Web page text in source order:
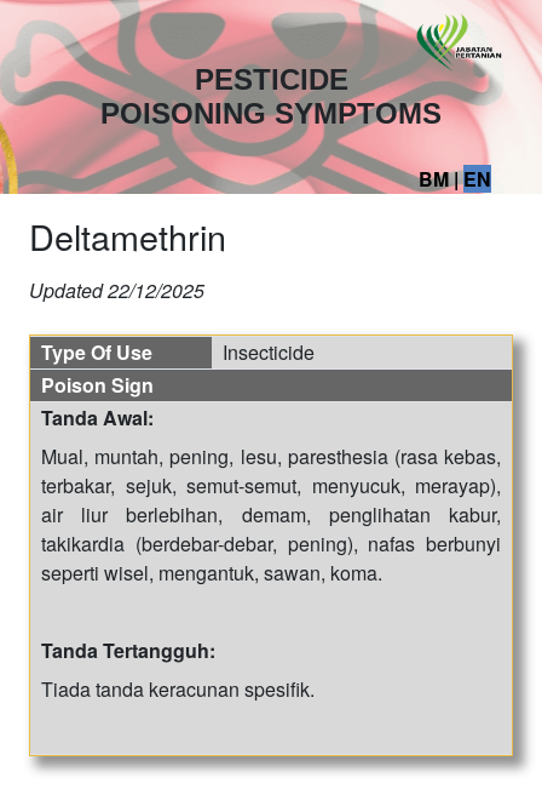
PESTICIDE
POISONING SYMPTOMS
BM|EN
Deltamethrin
Updated22/12/2025
Type Of Use
Insecticide
Poison Sign
Tanda Awal:
Mual, muntah, pening, lesu, paresthesia (rasa kebas,
terbakar, sejuk, semut-semut, menyucuk, merayap),
air liur berlebihan, demam, penglihatan kabur,
takikardia (berdebar-debar, pening), nafas berbunyi
seperti wisel, mengantuk, sawan, koma.
Tanda Tertangguh:
Tiada tanda keracunan spesifik.